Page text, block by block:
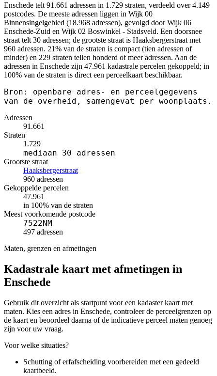
Enschede telt 91.661 adressen in 1.729 straten, verdeeld over 4.149
postcodes. De meeste adressen liggen in Wijk 00
Binnensingelgebied (18.968 adressen), gevolgd door Wijk 06
Enschede-Zuid en Wijk 02 Boswinkel - Stadsveld. Een doorsnee
straat telt 30 adressen; de grootste straat is Haaksbergerstraat met
960 adressen. 21% van de straten is compact (tien adressen of
minder) en 229 straten tellen honderd of meer adressen. Aan de
adressen in Enschede zijn 47.961 kadastrale percelen gekoppeld; in
100% van de straten is direct een perceelkaart beschikbaar.
Bron: openbare adres- en perceelgegevens
van de overheid, samengevat per woonplaats.
Adressen
91.661
Straten
1.729
mediaan 30 adressen
Grootste straat
Haaksbergerstraat
960 adressen
Gekoppelde percelen
47.961
in 100% van de straten
Meest voorkomende postcode
7522NM
497 adressen
Maten, grenzen en afmetingen
Kadastrale kaart met afmetingen in
Enschede
Gebruik dit overzicht als startpunt voor een kadaster kaart met
maten. Kies een adres in Enschede, controleer de perceelgrenzen op
de kaart en beoordeel daarna of de indicatieve perceel maten genoeg
zijn voor uw vraag.
Voor welke situaties?
Schutting of erfafscheiding voorbereiden met een gedeeld
kaartbeeld.